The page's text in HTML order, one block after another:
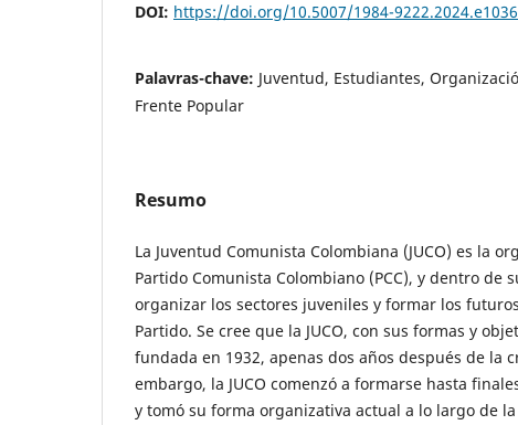
DOI: https://doi.org/10.5007/1984-
Palavras-chave: Juventud, Estudiantes,
Frente Popular
Resumo
La Juventud Comunista Colombiana (JUCO) es la
Partido Comunista Colombiano (PCC), y dentro de
organizar los sectores juveniles y formar los
Partido. Se cree que la JUCO, con sus formas y
fundada en 1932, apenas dos años después de la
embargo, la JUCO comenzó a formarse hasta
y tomó su forma organizativa actual a lo largo de